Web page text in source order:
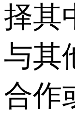
择其
与其
合作